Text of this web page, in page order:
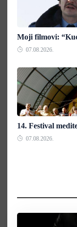
Moji filmovi:
07.08.2026.
14. Festival
07.08.2026.